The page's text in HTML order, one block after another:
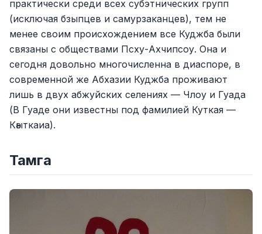
практически среди всех субэтнических групп
(исключая бзыпцев и самурзаканцев), тем не
менее своим происхождением все Куджба были
связаны с обществами Псху-Ахчипсоу. Она и
сегодня довольно многочисленна в диаспоре, в
современной же Абхазии Куджба проживают
лишь в двух абжуйских селениях — Члоу и Гуада
(В Гуаде они известны под фамилией Куткая —
Кәыткаиа).
Тамга